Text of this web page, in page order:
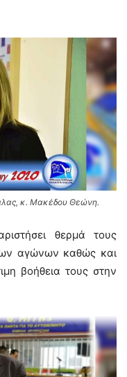
κ. Μακέδου Θεώνη.
θερμά τους
αγώνων καθώς και
βοήθεια τους στην